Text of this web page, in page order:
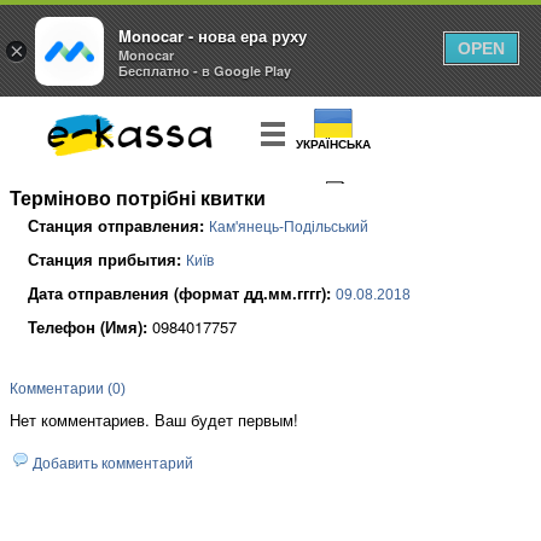
УКРАЇНСЬКА
Терміново потрібні квитки
Станция отправления: Кам'янець-Подільський
Станция прибытия: Київ
Дата отправления (формат дд.мм.гггг): 09.08.2018
Телефон (Имя): 0984017757
Комментарии (0)
Нет комментариев. Ваш будет первым!
Добавить комментарий
×
Monocar - нова ера руху
Monocar
Бесплатно - в Google Play
OPEN